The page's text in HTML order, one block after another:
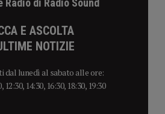
Radio di Radio Sound
E ASCOLTA
NOTIZIE
dal lunedì al sabato alle ore:
12:30, 14:30, 16:30, 18:30, 19:30